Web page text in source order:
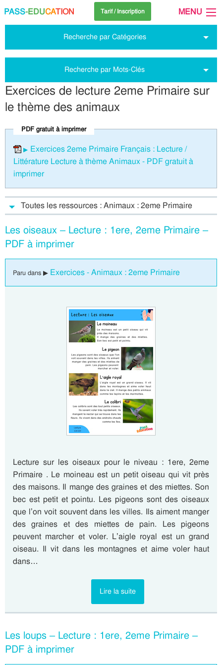
PASS-EDUCATION Tarif / Inscription MENU
Recherche par Catégories
Recherche par Mots-Clés
Exercices de lecture 2eme Primaire sur
le thème des animaux
PDF gratuit à imprimer
Exercices 2eme Primaire Français : Lecture /
Littérature Lecture à thème Animaux - PDF gratuit à
imprimer
Toutes les ressources : Animaux : 2eme Primaire
Les oiseaux – Lecture : 1ere, 2eme Primaire –
PDF à imprimer
Paru dans ▶ Exercices - Animaux : 2eme Primaire
Lecture sur les oiseaux pour le niveau : 1ere, 2eme
Primaire . Le moineau est un petit oiseau qui vit près
des maisons. Il mange des graines et des miettes. Son
bec est petit et pointu. Les pigeons sont des oiseaux
que l’on voit souvent dans les villes. Ils aiment manger
des graines et des miettes de pain. Les pigeons
peuvent marcher et voler. L’aigle royal est un grand
oiseau. Il vit dans les montagnes et aime voler haut
dans…
Lire la suite
Les loups – Lecture : 1ere, 2eme Primaire –
PDF à imprimer